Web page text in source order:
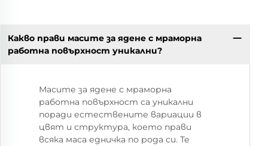
Какво прави масите за ядене с мраморна
работна повърхност уникални?
Масите за ядене с мраморна
работна повърхност са уникални
поради естествените вариации в
цвят и структура, което прави
всяка маса едничка по рода си. Те